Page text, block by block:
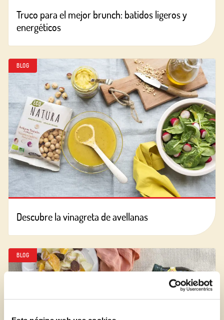
Truco para el mejor brunch: batidos ligeros y
energéticos
BLOG
Descubre la vinagreta de avellanas
BLOG